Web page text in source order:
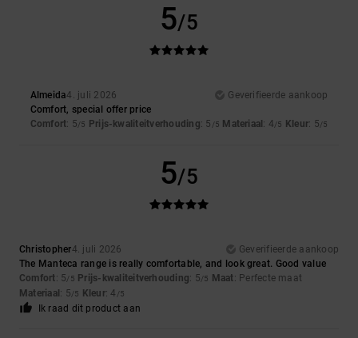
5/5
Almeida4. juli 2026
Geverifieerde aankoop
Comfort, special offer price
Comfort: 5/5 Prijs-kwaliteitverhouding: 5 /5 Materiaal : 4/5 Kleur: 5/5
5/5
Christopher4. juli 2026
Geverifieerde aankoop
The Manteca range is really comfortable, and look great. Good value
Comfort: 5/5 Prijs-kwaliteitverhouding: 5/5 Maat: Perfecte maat
Materiaal : 5/5 Kleur: 4 /5
Ik raad dit product aan